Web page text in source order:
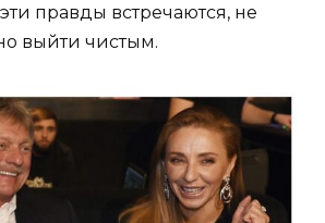
правды встречаются, не
выйти чистым.